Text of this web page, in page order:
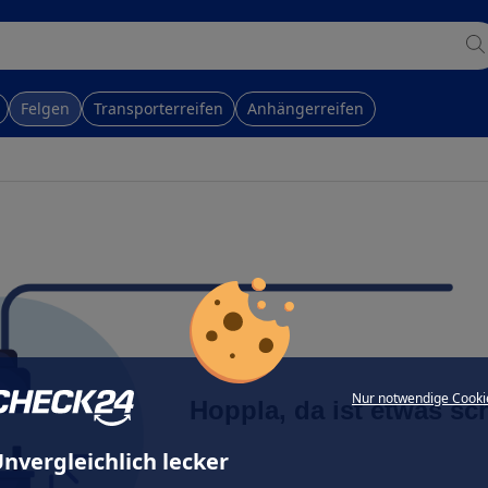
Nur notwendige
lecker
Felgen Transporterreifen Anhängerreifen
Hoppla, da ist etwas